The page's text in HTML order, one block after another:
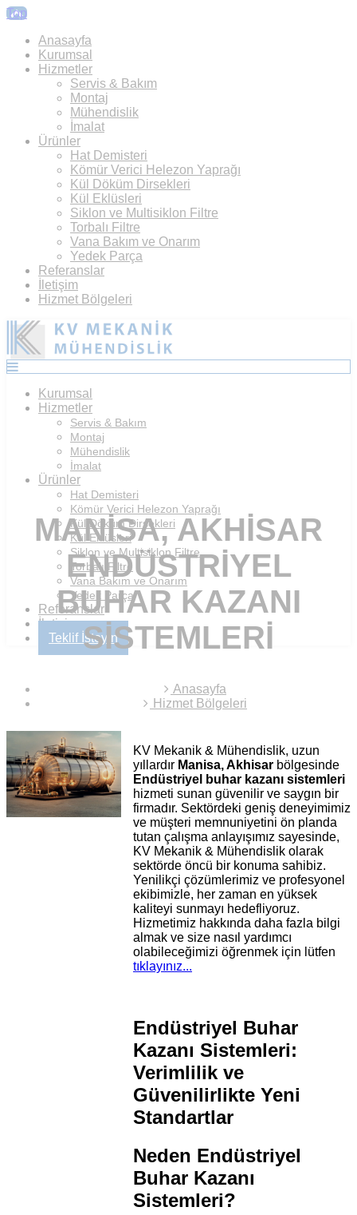
Top
Anasayfa
Kurumsal
Hizmetler
Servis & Bakım
Montaj
Mühendislik
İmalat
Ürünler
Hat Demisteri
Kömür Verici Helezon Yaprağı
Kül Döküm Dirsekleri
Kül Eklüsleri
Siklon ve Multisiklon Filtre
Torbalı Filtre
Vana Bakım ve Onarım
Yedek Parça
Referanslar
İletişim
Hizmet Bölgeleri
Kurumsal
Hizmetler
Servis & Bakım
Montaj
Mühendislik
İmalat
Ürünler
Hat Demisteri
Kömür Verici Helezon Yaprağı
Kül Döküm Dirsekleri
Kül Eklüsleri
Siklon ve Multisiklon Filtre
Torbalı Filtre
Vana Bakım ve Onarım
Yedek Parça
Referanslar
İletişim
Teklif İsteyin
MANISA, AKHISAR
ENDÜSTRIYEL
BUHAR KAZANI
SISTEMLERI
Anasayfa
Hizmet Bölgeleri
KV Mekanik & Mühendislik, uzun
yıllardır Manisa, Akhisar bölgesinde
Endüstriyel buhar kazanı sistemleri
hizmeti sunan güvenilir ve saygın bir
firmadır. Sektördeki geniş deneyimimiz
ve müşteri memnuniyetini ön planda
tutan çalışma anlayışımız sayesinde,
KV Mekanik & Mühendislik olarak
sektörde öncü bir konuma sahibiz.
Yenilikçi çözümlerimiz ve profesyonel
ekibimizle, her zaman en yüksek
kaliteyi sunmayı hedefliyoruz.
Hizmetimiz hakkında daha fazla bilgi
almak ve size nasıl yardımcı
olabileceğimizi öğrenmek için lütfen
tıklayınız...
Endüstriyel Buhar
Kazanı Sistemleri:
Verimlilik ve
Güvenilirlikte Yeni
Standartlar
Neden Endüstriyel
Buhar Kazanı
Sistemleri?